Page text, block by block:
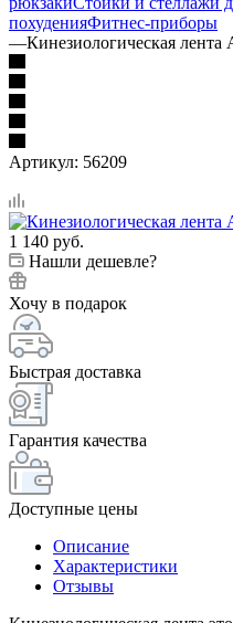
похуденияФитнес-приборы
—Кинезиологическая лента
Артикул: 56209
1 140 руб.
Нашли дешевле?
Хочу в подарок
Быстрая доставка
Гарантия качества
Доступные цены
Описание
Характеристики
Отзывы